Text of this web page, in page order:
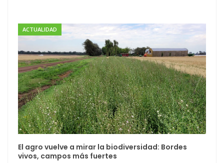
ACTUALIDAD
El agro vuelve a mirar la biodiversidad: Bordes
vivos, campos más fuertes